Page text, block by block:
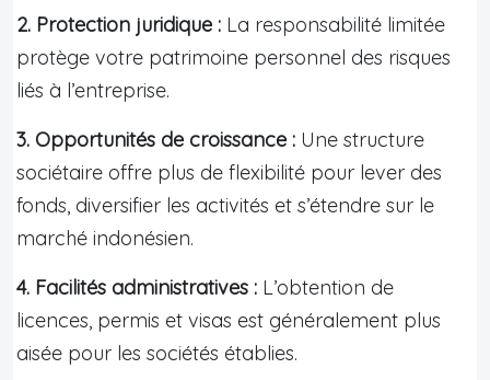
2. Protection juridique : La responsabilité limitée
protège votre patrimoine personnel des risques
liés à l’entreprise.
3. Opportunités de croissance : Une structure
sociétaire offre plus de flexibilité pour lever des
fonds, diversifier les activités et s’étendre sur le
marché indonésien.
4. Facilités administratives : L’obtention de
licences, permis et visas est généralement plus
aisée pour les sociétés établies.